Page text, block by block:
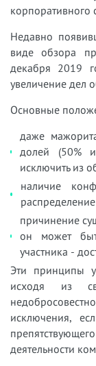
корпоративного
Недавно
виде обзора
декабря 2019
увеличение дел
Основные
даже
долей (50%
исключить из
наличие
причинение
он может
участника -
Эти принципы
исходя из
исключения,
деятельности